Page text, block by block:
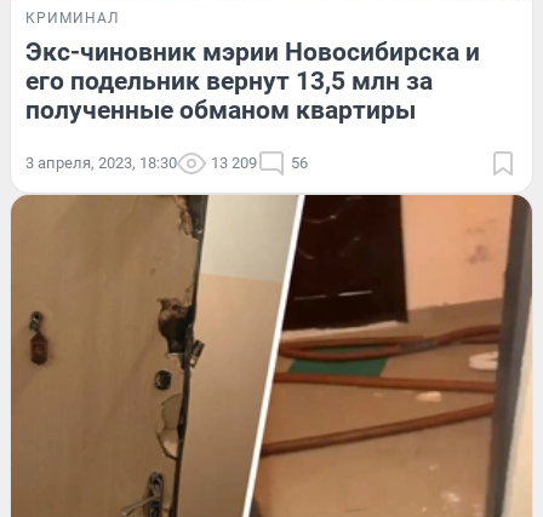
КРИМИНАЛ
Экс-чиновник мэрии Новосибирска и
его подельник вернут 13,5 млн за
полученные обманом квартиры
3 апреля, 2023, 18:30 13 209 56